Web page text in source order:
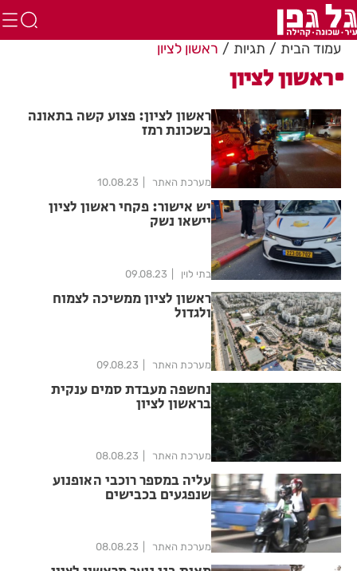
עמוד הבית תגיות ראשון לציון
ראשון לציון
ראשון לציון: פצוע קשה בתאונה
בשכונת רמז
מערכת האתר 10.08.23
יש אישור: פקחי ראשון לציון
יישאו נשק
בתי לוין 09.08.23
ראשון לציון ממשיכה לצמוח
ולגדול
מערכת האתר 09.08.23
נחשפה מעבדת סמים ענקית
בראשון לציון
מערכת האתר 08.08.23
עליה במספר רוכבי האופנוע
שנפגעים בכבישים
מערכת האתר 08.08.23